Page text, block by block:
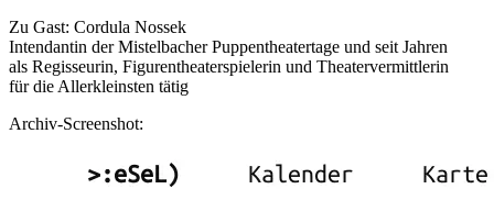
Zu Gast: Cordula Nossek
Intendantin der Mistelbacher Puppentheatertage und seit Jahren
als Regisseurin, Figurentheaterspielerin und Theatervermittlerin
für die Allerkleinsten tätig
Archiv-Screenshot: